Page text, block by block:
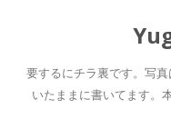
要するにチラ裏です。写
いたままに書いてます。